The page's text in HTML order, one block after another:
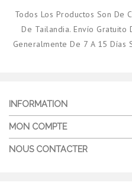
Todos Los Productos Son De
De Tailandia. Envío Gratuito
Generalmente De 7 A 15 Días
INFORMATION
MON COMPTE
NOUS CONTACTER